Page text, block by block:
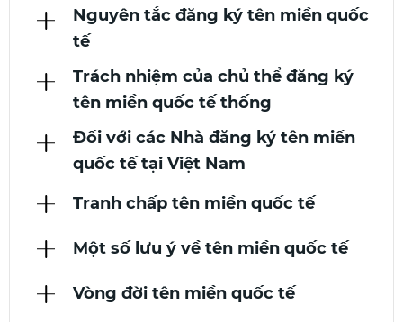
Nguyên tắc đăng ký tên miền quốc
tế
Trách nhiệm của chủ thể đăng ký
tên miền quốc tế thống
Đối với các Nhà đăng ký tên miền
quốc tế tại Việt Nam
Tranh chấp tên miền quốc tế
Một số lưu ý về tên miền quốc tế
Vòng đời tên miền quốc tế